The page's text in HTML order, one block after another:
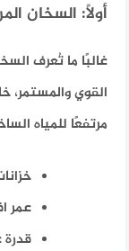
أولًا: السخان
غالبًا ما تُعرف
القوي والمستمر،
مرتفعًا للمياه
عمر